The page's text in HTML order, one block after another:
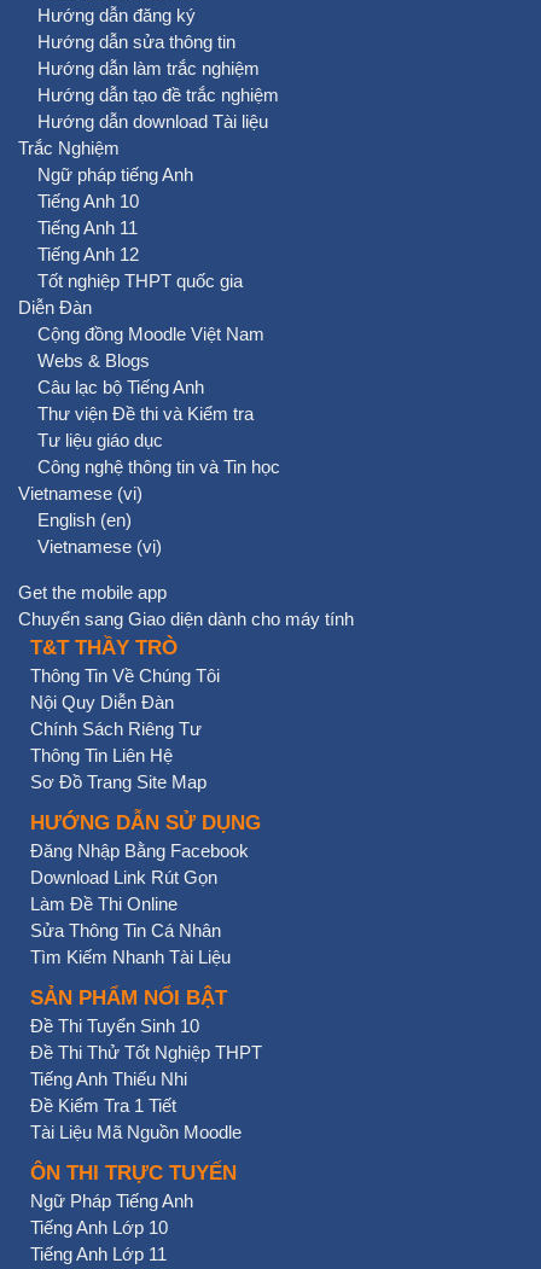
Hướng dẫn đăng ký
Hướng dẫn sửa thông tin
Hướng dẫn làm trắc nghiệm
Hướng dẫn tạo đề trắc nghiệm
Hướng dẫn download Tài liệu
Trắc Nghiệm
Ngữ pháp tiếng Anh
Tiếng Anh 10
Tiếng Anh 11
Tiếng Anh 12
Tốt nghiệp THPT quốc gia
Diễn Đàn
Cộng đồng Moodle Việt Nam
Webs & Blogs
Câu lạc bộ Tiếng Anh
Thư viện Đề thi và Kiểm tra
Tư liệu giáo dục
Công nghệ thông tin và Tin học
Vietnamese ‎(vi)‎
English ‎(en)‎
Vietnamese ‎(vi)‎
Get the mobile app
Chuyển sang Giao diện dành cho máy tính
T&T THẦY TRÒ
Thông Tin Về Chúng Tôi
Nội Quy Diễn Đàn
Chính Sách Riêng Tư
Thông Tin Liên Hệ
Sơ Đồ Trang Site Map
HƯỚNG DẪN SỬ DỤNG
Đăng Nhập Bằng Facebook
Download Link Rút Gọn
Làm Đề Thi Online
Sửa Thông Tin Cá Nhân
Tìm Kiếm Nhanh Tài Liệu
SẢN PHẨM NỔI BẬT
Đề Thi Tuyển Sinh 10
Đề Thi Thử Tốt Nghiệp THPT
Tiếng Anh Thiếu Nhi
Đề Kiểm Tra 1 Tiết
Tài Liệu Mã Nguồn Moodle
ÔN THI TRỰC TUYẾN
Ngữ Pháp Tiếng Anh
Tiếng Anh Lớp 10
Tiếng Anh Lớp 11